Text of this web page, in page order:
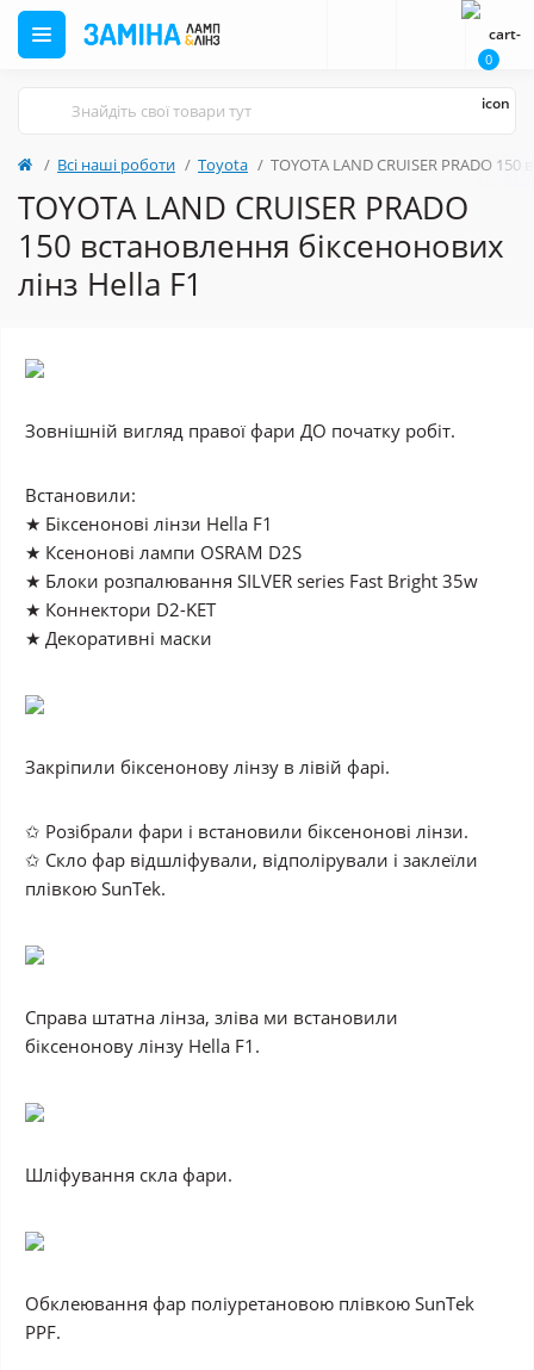
0
Всі наші роботи Toyota TOYOTA LAND CRUISER PRADO
TOYOTA LAND CRUISER PRADO
150 встановлення біксенонових
лінз Hella F1
Зовнішній вигляд правої фари ДО початку робіт.
Встановили:
★ Біксенонові лінзи Hella F1
★ Ксенонові лампи OSRAM D2S
★ Блоки розпалювання SILVER series Fast Bright 35w
★ Коннектори D2-KET
★ Декоративні маски
Закріпили біксенонову лінзу в лівій фарі.
✩ Розібрали фари і встановили біксенонові лінзи.
✩ Скло фар відшліфували, відполірували і заклеїли
плівкою SunTek.
Справа штатна лінза, зліва ми встановили
біксенонову лінзу Hella F1.
Шліфування скла фари.
Обклеювання фар поліуретановою плівкою SunTek
PPF.